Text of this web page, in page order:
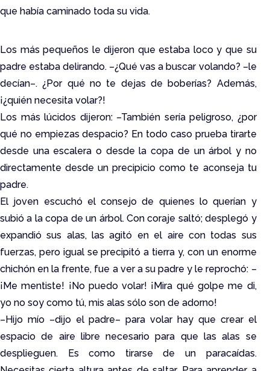
que había caminado toda su vida.
Los más pequeños le dijeron que estaba loco y que su
padre estaba delirando. –¿Qué vas a buscar volando? –le
decían–. ¿Por qué no te dejas de boberías? Además,
¡¿quién necesita volar?!
Los más lúcidos dijeron: –También sería peligroso, ¿por
qué no empiezas despacio? En todo caso prueba tirarte
desde una escalera o desde la copa de un árbol y no
directamente desde un precipicio como te aconseja tu
padre.
El joven escuchó el consejo de quienes lo querían y
subió a la copa de un árbol. Con coraje saltó; desplegó y
expandió sus alas, las agitó en el aire con todas sus
fuerzas, pero igual se precipitó a tierra y, con un enorme
chichón en la frente, fue a ver a su padre y le reprochó: –
¡Me mentiste! ¡No puedo volar! ¡Mira qué golpe me di,
yo no soy como tú, mis alas sólo son de adorno!
–Hijo mío –dijo el padre– para volar hay que crear el
espacio de aire libre necesario para que las alas se
desplieguen. Es como tirarse de un paracaídas.